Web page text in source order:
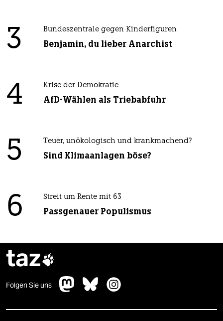
3 Bundeszentrale gegen Kinderfiguren
Benjamin, du lieber Anarchist
4 Krise der Demokratie
AfD-Wählen als Triebabfuhr
5 Teuer, unökologisch und krankmachend?
Sind Klimaanlagen böse?
6 Streit um Rente mit 63
Passgenauer Populismus
taz
Folgen Sie uns